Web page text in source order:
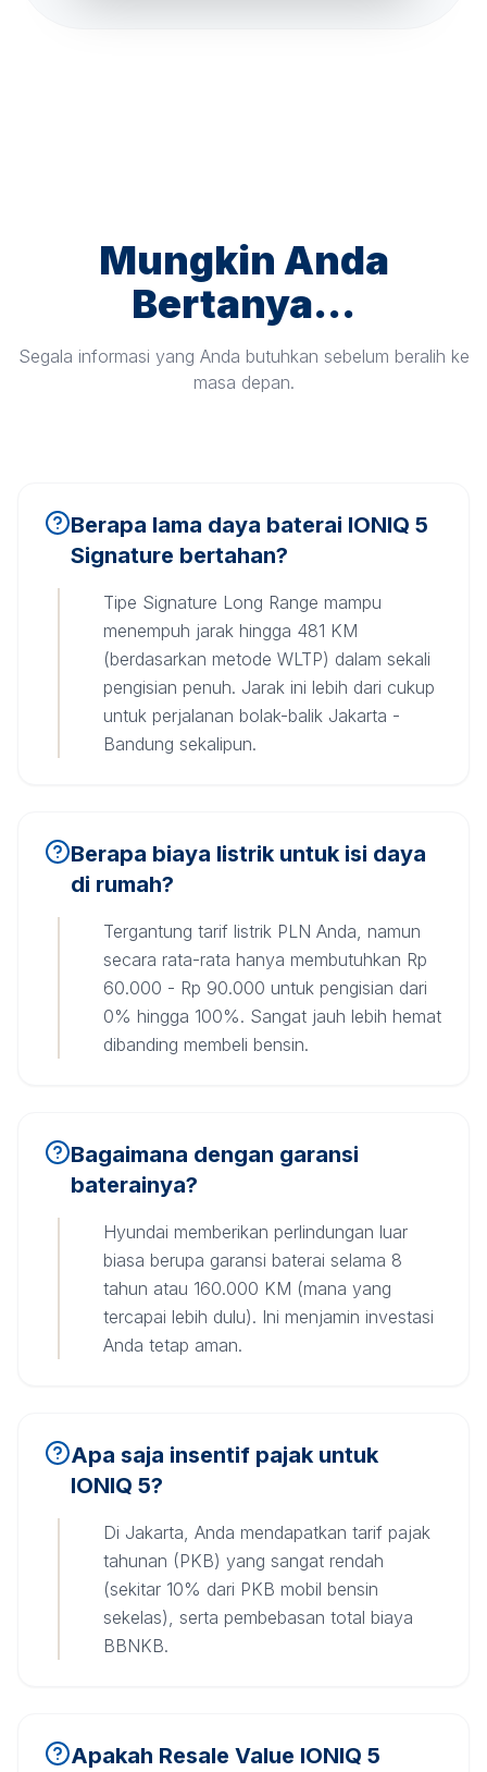
Mungkin Anda
Bertanya...
Segala informasi yang Anda butuhkan sebelum beralih ke
masa depan.
Berapa lama daya baterai IONIQ 5
Signature bertahan?
Tipe Signature Long Range mampu
menempuh jarak hingga 481 KM
(berdasarkan metode WLTP) dalam sekali
pengisian penuh. Jarak ini lebih dari cukup
untuk perjalanan bolak-balik Jakarta -
Bandung sekalipun.
Berapa biaya listrik untuk isi daya
di rumah?
Tergantung tarif listrik PLN Anda, namun
secara rata-rata hanya membutuhkan Rp
60.000 - Rp 90.000 untuk pengisian dari
0% hingga 100%. Sangat jauh lebih hemat
dibanding membeli bensin.
Bagaimana dengan garansi
baterainya?
Hyundai memberikan perlindungan luar
biasa berupa garansi baterai selama 8
tahun atau 160.000 KM (mana yang
tercapai lebih dulu). Ini menjamin investasi
Anda tetap aman.
Apa saja insentif pajak untuk
IONIQ 5?
Di Jakarta, Anda mendapatkan tarif pajak
tahunan (PKB) yang sangat rendah
(sekitar 10% dari PKB mobil bensin
sekelas), serta pembebasan total biaya
BBNKB.
Apakah Resale Value IONIQ 5